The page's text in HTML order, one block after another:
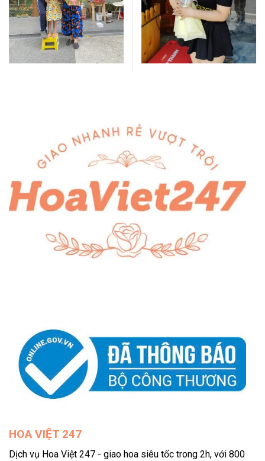
HOA VIỆT 247
Dịch vụ Hoa Việt 247 - giao hoa siêu tốc trong 2h, với 800